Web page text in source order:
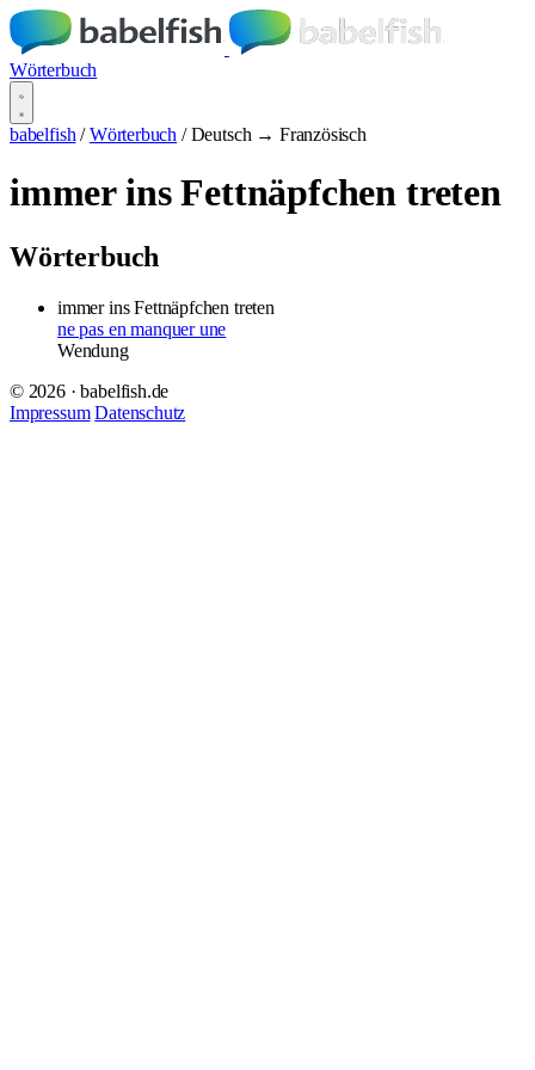
Wörterbuch
babelfish / Wörterbuch / Deutsch → Französisch
immer ins Fettnäpfchen treten
Wörterbuch
immer ins Fettnäpfchen treten
ne pas en manquer une
Wendung
© 2026 · babelfish.de
Impressum Datenschutz